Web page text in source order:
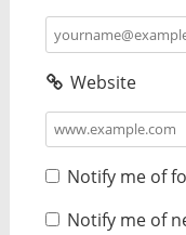
Website
Notify me of
Notify me of